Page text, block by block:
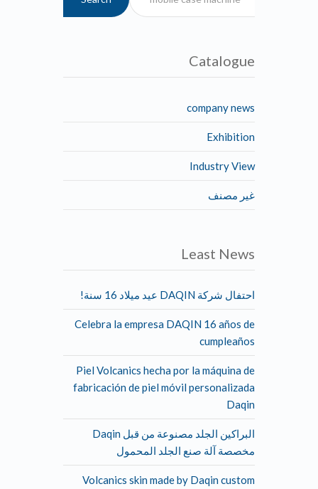
Catalogue
company news
Exhibition
Industry View
غير مصنف
Least News
احتفال شركة DAQIN عيد ميلاد 16 سنة!
Celebra la empresa DAQIN 16 años de
cumpleaños
Piel Volcanics hecha por la máquina de
fabricación de piel móvil personalizada
البراكين الجلد مصنوعة من قبل Daqin
مخصصة آلة صنع الجلد المحمول
Volcanics skin made by Daqin custom